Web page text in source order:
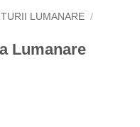
LUMANARE /
Lumanare